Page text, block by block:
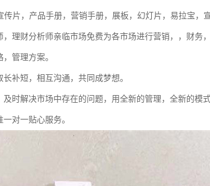
片，产品手册，营销手册，展板，幻灯片，易拉宝，
理财分析师亲临市场免费为各市场进行营销，，财务
管理方案。
补短，相互沟通，共同成梦想。
时解决市场中存在的问题，用全新的管理，全新的模式
对一贴心服务。